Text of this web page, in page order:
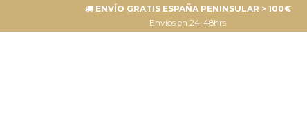
ENVÍO GRATIS ESPAÑA PENINSULAR > 100€
Envíos en 24-48hrs